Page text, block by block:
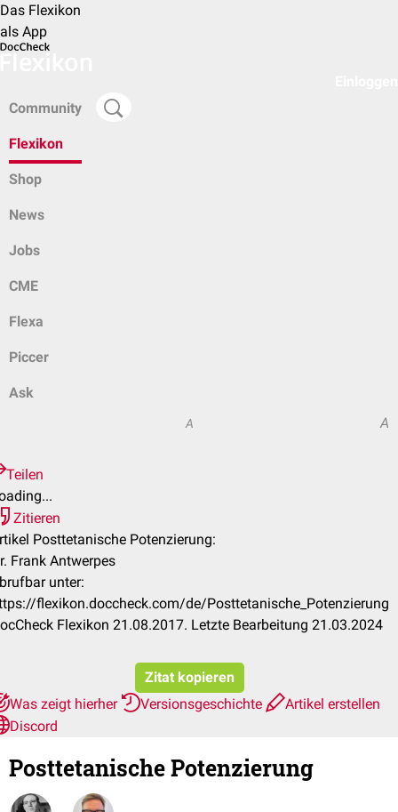
Das Flexikon
als App
Community
Flexikon
Shop
News
Jobs
CME
Flexa
Piccer
Ask
A A
Teilen
Zitieren
Posttetanische Potenzierung:
Frank Antwerpes
unter:
flexikon.doccheck.com/de/Posttetanische_Potenzierung
Flexikon 21.08.2017. Letzte Bearbeitung 21.03.2024
Zitat kopieren
Was zeigt hierher
Versionsgeschichte
Artikel erstellen
Discord
Posttetanische Potenzierung